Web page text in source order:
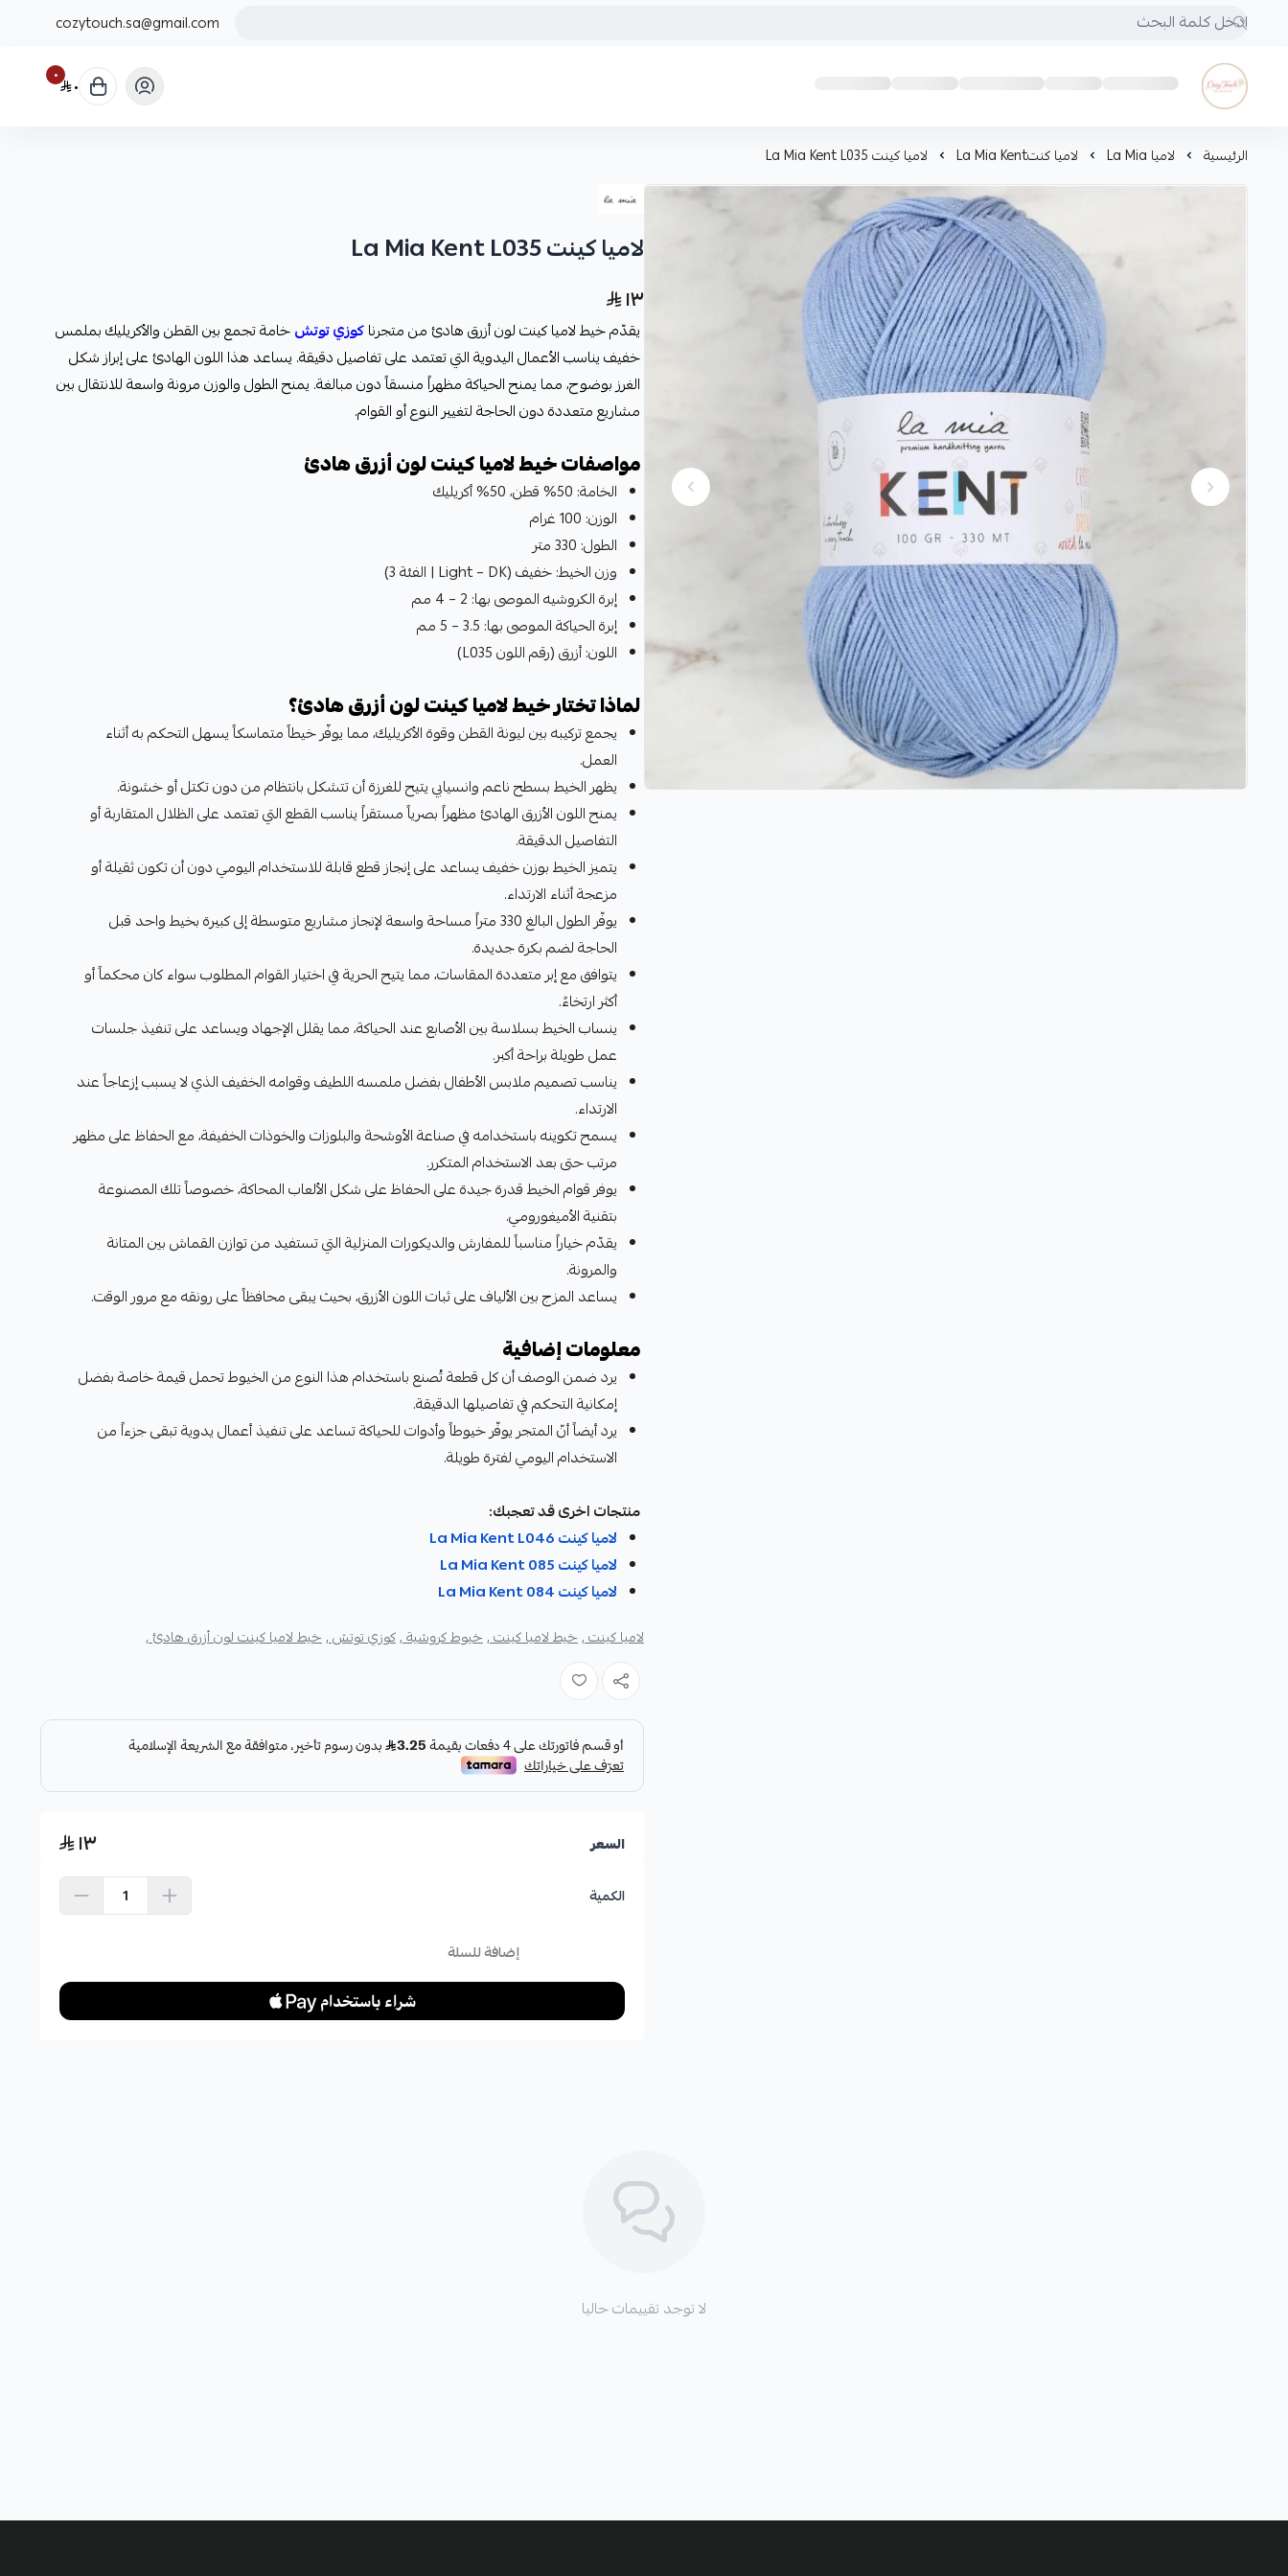
cozytouch.sa@gmail.com
Cozy touch
٠ ٠
الرئيسية لاميا La Mia لاميا كنتLa Mia Kent لاميا كينت La Mia Kent L035
لاميا كينت La Mia Kent L035
١٣
يقدّم خيط لاميا كينت لون أزرق هادئ من متجرناكوزي توتشخامة تجمع بين القطن والأكريليك بملمس
خفيف يناسب الأعمال اليدوية التي تعتمد على تفاصيل دقيقة. يساعد هذا اللون الهادئ على إبراز شكل
الغرز بوضوح، مما يمنح الحياكة مظهراً منسقاً دون مبالغة. يمنح الطول والوزن مرونة واسعة للانتقال بين
مشاريع متعددة دون الحاجة لتغيير النوع أو القوام.
مواصفات خيط لاميا كينت لون أزرق هادئ
الخامة: 50% قطن، 50% أكريليك
الوزن: 100 غرام
الطول: 330 متر
وزن الخيط: خفيف (Light – DK | الفئة 3)
إبرة الكروشيه الموصى بها: 2 – 4 مم
إبرة الحياكة الموصى بها: 3.5 – 5 مم
اللون: أزرق (رقم اللون L035)
لماذا تختار خيط لاميا كينت لون أزرق هادئ؟
يجمع تركيبه بين ليونة القطن وقوة الأكريليك، مما يوفّر خيطاً متماسكاً يسهل التحكم به أثناء
العمل.
يظهر الخيط بسطح ناعم وانسيابي يتيح للغرزة أن تتشكل بانتظام من دون تكتل أو خشونة.
يمنح اللون الأزرق الهادئ مظهراً بصرياً مستقراً يناسب القطع التي تعتمد على الظلال المتقاربة أو
التفاصيل الدقيقة.
يتميز الخيط بوزن خفيف يساعد على إنجاز قطع قابلة للاستخدام اليومي دون أن تكون ثقيلة أو
مزعجة أثناء الارتداء.
يوفّر الطول البالغ 330 متراً مساحة واسعة لإنجاز مشاريع متوسطة إلى كبيرة بخيط واحد قبل
الحاجة لضم بكرة جديدة.
يتوافق مع إبر متعددة المقاسات، مما يتيح الحرية في اختيار القوام المطلوب سواء كان محكماً أو
أكثر ارتخاءً.
ينساب الخيط بسلاسة بين الأصابع عند الحياكة، مما يقلل الإجهاد ويساعد على تنفيذ جلسات
عمل طويلة براحة أكبر.
يناسب تصميم ملابس الأطفال بفضل ملمسه اللطيف وقوامه الخفيف الذي لا يسبب إزعاجاً عند
الارتداء.
يسمح تكوينه باستخدامه في صناعة الأوشحة والبلوزات والخوذات الخفيفة، مع الحفاظ على مظهر
مرتب حتى بعد الاستخدام المتكرر.
يوفر قوام الخيط قدرة جيدة على الحفاظ على شكل الألعاب المحاكة، خصوصاً تلك المصنوعة
بتقنية الأميغورومي.
يقدّم خياراً مناسباً للمفارش والديكورات المنزلية التي تستفيد من توازن القماش بين المتانة
والمرونة.
يساعد المزج بين الألياف على ثبات اللون الأزرق، بحيث يبقى محافظاً على رونقه مع مرور الوقت.
معلومات إضافية
يرد ضمن الوصف أن كل قطعة تُصنع باستخدام هذا النوع من الخيوط تحمل قيمة خاصة بفضل
إمكانية التحكم في تفاصيلها الدقيقة.
يرد أيضاً أنّ المتجر يوفّر خيوطاً وأدوات للحياكة تساعد على تنفيذ أعمال يدوية تبقى جزءاً من
الاستخدام اليومي لفترة طويلة.
منتجات اخرى قد تعجبك:
لاميا كينت La Mia Kent L046
لاميا كينت La Mia Kent 085
لاميا كينت La Mia Kent 084
لاميا كينت ,خيط لاميا كينت ,خيوط كروشية ,كوزي توتش ,خيط لاميا كينت لون أزرق هادئ ,
السعر ١٣
الكمية
إضافة للسلة
لا توجد تقييمات حاليا